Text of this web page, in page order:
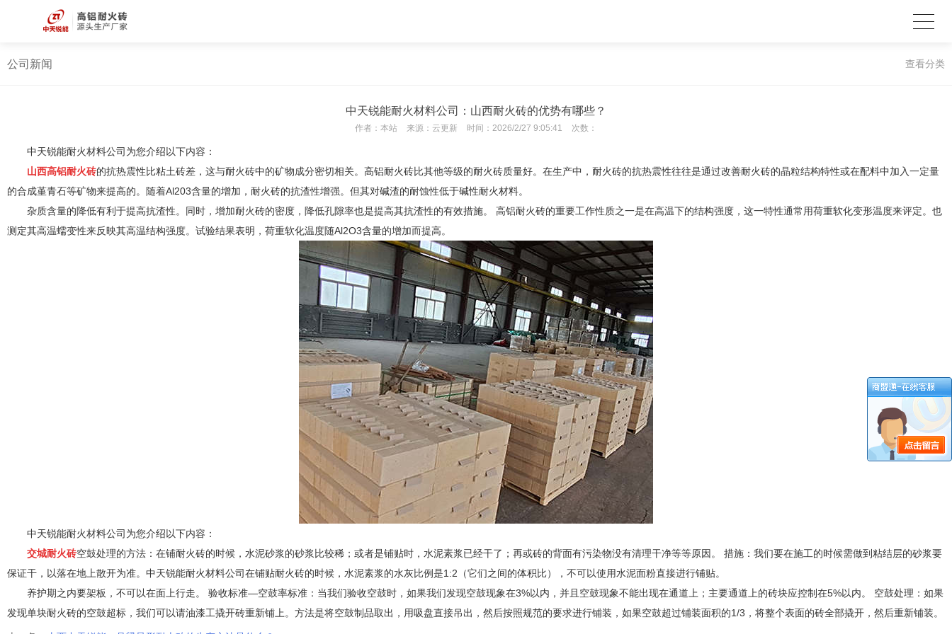
公司新闻 查看分类
中天锐能耐火材料公司：山西耐火砖的优势有哪些？
作者： 本站 来源： 云更新 时间： 2026/2/27 9:05:41 次数：
中天锐能耐火材料公司为您介绍以下内容：
山西高铝耐火砖的抗热震性比粘土砖差，这与耐火砖中的矿物成分密切相关。高铝耐火砖比其他等级的耐火砖质量好。在生产中，耐火砖的抗热震性往往是通过改善耐火砖的晶粒结构特性或在配料中加入一定量
的合成堇青石等矿物来提高的。随着Al203含量的增加，耐火砖的抗渣性增强。但其对碱渣的耐蚀性低于碱性耐火材料。
杂质含量的降低有利于提高抗渣性。同时，增加耐火砖的密度，降低孔隙率也是提高其抗渣性的有效措施。 高铝耐火砖的重要工作性质之一是在高温下的结构强度，这一特性通常用荷重软化变形温度来评定。也
测定其高温蠕变性来反映其高温结构强度。试验结果表明，荷重软化温度随Al2O3含量的增加而提高。
中天锐能耐火材料公司为您介绍以下内容：
交城耐火砖空鼓处理的方法：在铺耐火砖的时候，水泥砂浆的砂浆比较稀；或者是铺贴时，水泥素浆已经干了；再或砖的背面有污染物没有清理干净等等原因。 措施：我们要在施工的时候需做到粘结层的砂浆要
保证干，以落在地上散开为准。 中天锐能耐火材料公司在铺贴耐火砖的时候，水泥素浆的水灰比例是1:2（它们之间的体积比），不可以使用水泥面粉直接进行铺贴。
养护期之内要架板，不可以在面上行走。 验收标准—空鼓率标准：当我们验收空鼓时，如果我们发现空鼓现象在3%以内，并且空鼓现象不能出现在通道上；主要通道上的砖块应控制在5%以内。 空鼓处理：如果
发现单块耐火砖的空鼓超标，我们可以请油漆工撬开砖重新铺上。方法是将空鼓制品取出，用吸盘直接吊出，然后按照规范的要求进行铺装，如果空鼓超过铺装面积的1/3，将整个表面的砖全部撬开，然后重新铺装。